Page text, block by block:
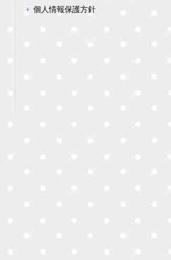
個人情報保護方針